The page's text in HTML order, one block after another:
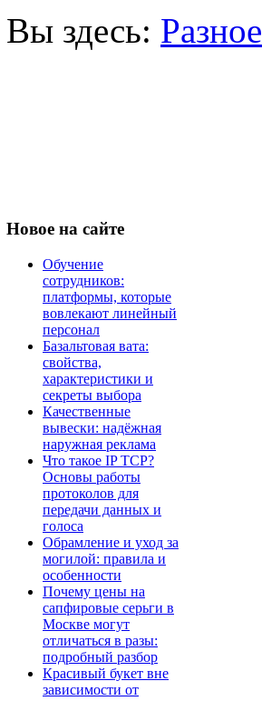
Вы здесь: Разное
Новое на сайте
Обучение
сотрудников:
платформы, которые
вовлекают линейный
персонал
Базальтовая вата:
свойства,
характеристики и
секреты выбора
Качественные
вывески: надёжная
наружная реклама
Что такое IP TCP?
Основы работы
протоколов для
передачи данных и
голоса
Обрамление и уход за
могилой: правила и
особенности
Почему цены на
сапфировые серьги в
Москве могут
отличаться в разы:
подробный разбор
Красивый букет вне
зависимости от